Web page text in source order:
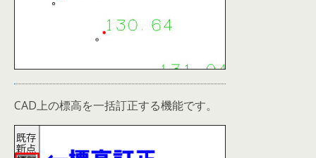
CAD上の標高を一括訂正する機能です。